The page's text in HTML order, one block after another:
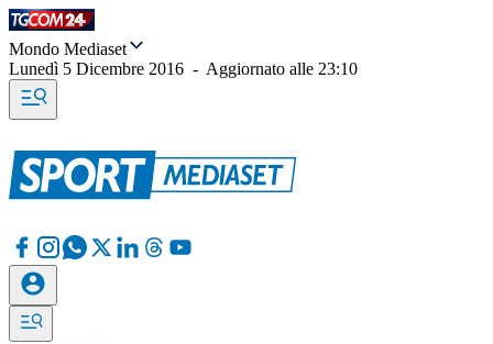
Mondo Mediaset
Lunedì 5 Dicembre 2016 - Aggiornato alle 23:10